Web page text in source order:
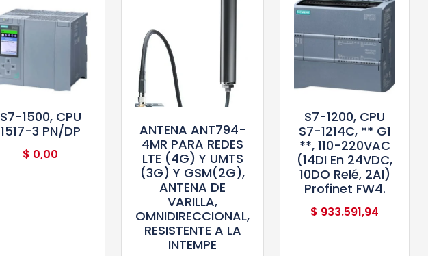
S7-1500, CPU
1517-3 PN/DP
$ 0,00
ANTENA ANT794-
4MR PARA REDES
LTE (4G) Y UMTS
(3G) Y GSM(2G),
ANTENA DE
VARILLA,
OMNIDIRECCIONAL,
RESISTENTE A LA
INTEMPE
S7-1200, CPU
S7-1214C, ** G1
**, 110-220VAC
(14DI En 24VDC,
10DO Relé, 2AI)
Profinet FW4.
$ 933.591,94